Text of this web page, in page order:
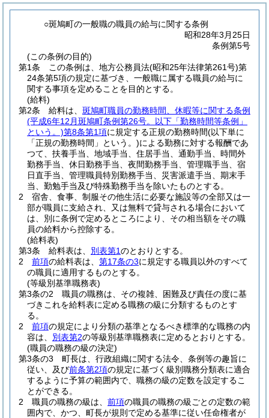
○斑鳩町の一般職の職員の給与に関する条例
昭和28年3月25日
条例第5号
(この条例の目的)
第1条
この条例は、地方公務員法(昭和25年法律第261号)第
24条第5項の規定に基づき、一般職に属する職員の給与に
関する事項を定めることを目的とする。
(給料)
第2条
給料は、 斑鳩町職員の勤務時間、休暇等に関する条例
(平成6年12月斑鳩町条例第26号。以下「勤務時間等条例」
という。)第8条第1項に規定する正規の勤務時間(以下単に
「正規の勤務時間」という。)による勤務に対する報酬であ
つて、扶養手当、地域手当、住居手当、通勤手当、時間外
勤務手当、休日勤務手当、夜間勤務手当、管理職手当、宿
日直手当、管理職員特別勤務手当、災害派遣手当、期末手
当、勤勉手当及び特殊勤務手当を除いたものとする。
2
宿舎、食事、制服その他生活に必要な施設等の全部又は一
部が職員に支給され、又は無料で貸与される場合において
は、別に条例で定めるところにより、その相当額をその職
員の給料から控除する。
(給料表)
第3条
給料表は、 別表第1のとおりとする。
2
前項の給料表は、 第17条の3に規定する職員以外のすべて
の職員に適用するものとする。
(等級別基準職務表)
第3条の2
職員の職務は、その複雑、困難及び責任の度に基
づきこれを給料表に定める職務の級に分類するものとす
る。
2
前項の規定により分類の基準となるべき標準的な職務の内
容は、 別表第2の等級別基準職務表に定めるとおりとする。
(職員の職務の級の決定)
第3条の3
町長は、行政組織に関する法令、条例等の趣旨に
従い、及び前条第2項の規定に基づく級別職務分類表に適合
するように予算の範囲内で、職務の級の定数を設定するこ
とができる。
2
職員の職務の級は、 前項の職員の職務の級ごとの定数の範
囲内で、かつ、町長が規則で定める基準に従い任命権者が